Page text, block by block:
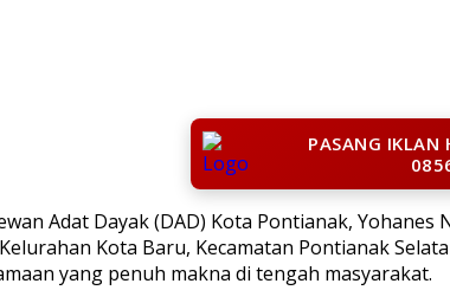
PASANG IKLAN
Adat Dayak (DAD) Kota Pontianak,
Kota Baru, Kecamatan Pontianak
yang penuh makna di tengah masyarakat.